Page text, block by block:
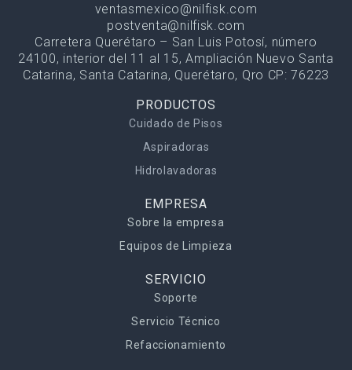
ventasmexico@nilfisk.com
postventa@nilfisk.com
Carretera Querétaro – San Luis Potosí, número
24100, interior del 11 al 15, Ampliación Nuevo Santa
Catarina, Santa Catarina, Querétaro, Qro CP: 76223
PRODUCTOS
Cuidado de Pisos
Aspiradoras
Hidrolavadoras
EMPRESA
Sobre la empresa
Equipos de Limpieza
SERVICIO
Soporte
Servicio Técnico
Refaccionamiento